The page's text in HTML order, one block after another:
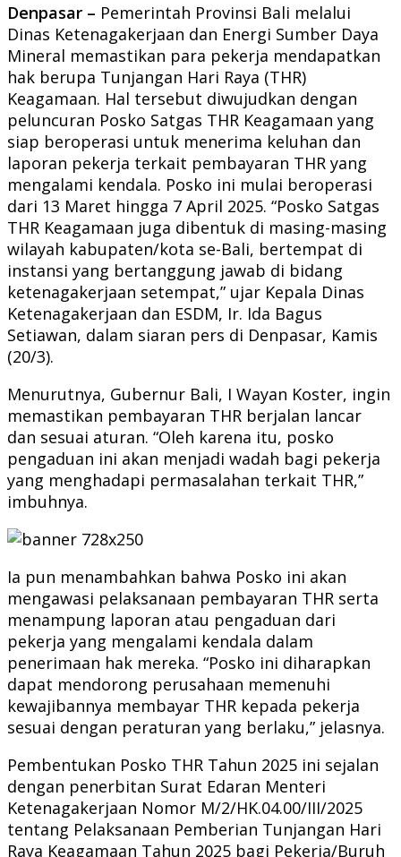
Denpasar – Pemerintah Provinsi Bali melalui
Dinas Ketenagakerjaan dan Energi Sumber Daya
Mineral memastikan para pekerja mendapatkan
hak berupa Tunjangan Hari Raya (THR)
Keagamaan. Hal tersebut diwujudkan dengan
peluncuran Posko Satgas THR Keagamaan yang
siap beroperasi untuk menerima keluhan dan
laporan pekerja terkait pembayaran THR yang
mengalami kendala. Posko ini mulai beroperasi
dari 13 Maret hingga 7 April 2025. “Posko Satgas
THR Keagamaan juga dibentuk di masing-masing
wilayah kabupaten/kota se-Bali, bertempat di
instansi yang bertanggung jawab di bidang
ketenagakerjaan setempat,” ujar Kepala Dinas
Ketenagakerjaan dan ESDM, Ir. Ida Bagus
Setiawan, dalam siaran pers di Denpasar, Kamis
(20/3).
Menurutnya, Gubernur Bali, I Wayan Koster, ingin
memastikan pembayaran THR berjalan lancar
dan sesuai aturan. “Oleh karena itu, posko
pengaduan ini akan menjadi wadah bagi pekerja
yang menghadapi permasalahan terkait THR,”
imbuhnya.
Ia pun menambahkan bahwa Posko ini akan
mengawasi pelaksanaan pembayaran THR serta
menampung laporan atau pengaduan dari
pekerja yang mengalami kendala dalam
penerimaan hak mereka. “Posko ini diharapkan
dapat mendorong perusahaan memenuhi
kewajibannya membayar THR kepada pekerja
sesuai dengan peraturan yang berlaku,” jelasnya.
Pembentukan Posko THR Tahun 2025 ini sejalan
dengan penerbitan Surat Edaran Menteri
Ketenagakerjaan Nomor M/2/HK.04.00/III/2025
tentang Pelaksanaan Pemberian Tunjangan Hari
Raya Keagamaan Tahun 2025 bagi Pekerja/Buruh